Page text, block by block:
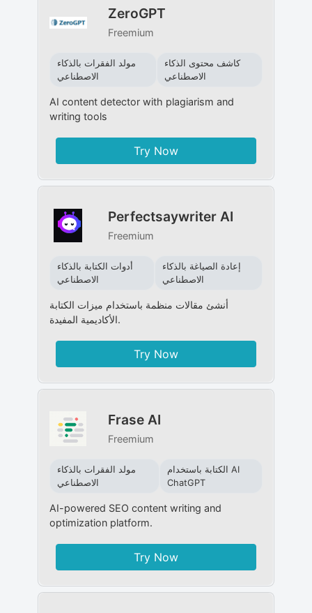
ZeroGPT
Freemium
مولد الفقرات بالذكاء
الاصطناعي
كاشف محتوى الذكاء
الاصطناعي
AI content detector with plagiarism and
writing tools
Try Now
Perfectsaywriter AI
Freemium
أدوات الكتابة بالذكاء
الاصطناعي
إعادة الصياغة بالذكاء
الاصطناعي
أنشئ مقالات منظمة باستخدام ميزات الكتابة
الأكاديمية المفيدة.
Try Now
Frase AI
Freemium
مولد الفقرات بالذكاء
الاصطناعي
الكتابة باستخدام AI
ChatGPT
AI-powered SEO content writing and
optimization platform.
Try Now